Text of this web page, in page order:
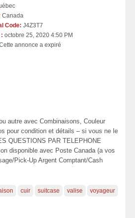
Canada
Code: J4Z3T7
octobre 25, 2020 4:50 PM
annonce a expiré
autre avec Combinaisons, Couleur
pour condition et détails – si vous ne le
QUESTIONS PAR TELEPHONE
disponible avec Poste Canada (a vos
Pick-Up Argent Comptant/Cash
cuir suitcase valise voyageur